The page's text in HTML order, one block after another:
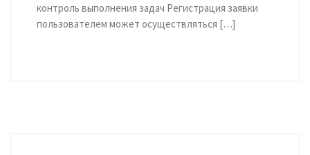
контроль выполнения задач Регистрация заявки
пользователем может осуществляться […]